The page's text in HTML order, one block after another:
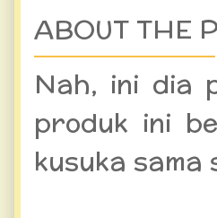
ABOUT THE
Nah, ini dia
produk ini
kusuka